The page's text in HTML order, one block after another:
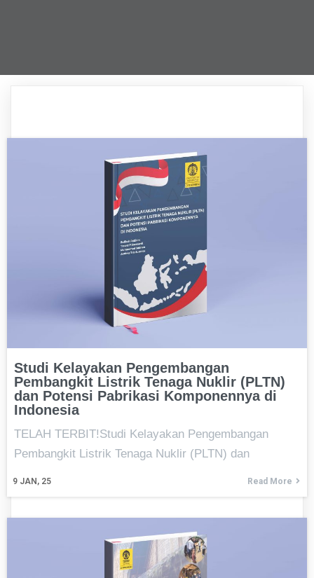
Studi Kelayakan Pengembangan
Pembangkit Listrik Tenaga Nuklir (PLTN)
dan Potensi Pabrikasi Komponennya di
Indonesia
9 JAN, 25
TELAH TERBIT!Studi Kelayakan Pengembangan
Pembangkit Listrik Tenaga Nuklir (PLTN) dan
Read More